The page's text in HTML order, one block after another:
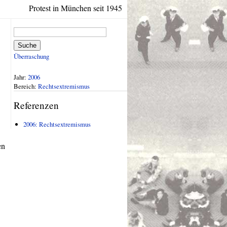
Protest in München seit 1945
Suche
Überraschung
Jahr: 2006
Bereich: Rechtsextremismus
Referenzen
2006: Rechtsextremismus